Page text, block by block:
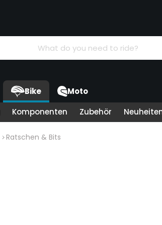
Bike
Moto
Komponenten Zubehör
Ratschen & Bits